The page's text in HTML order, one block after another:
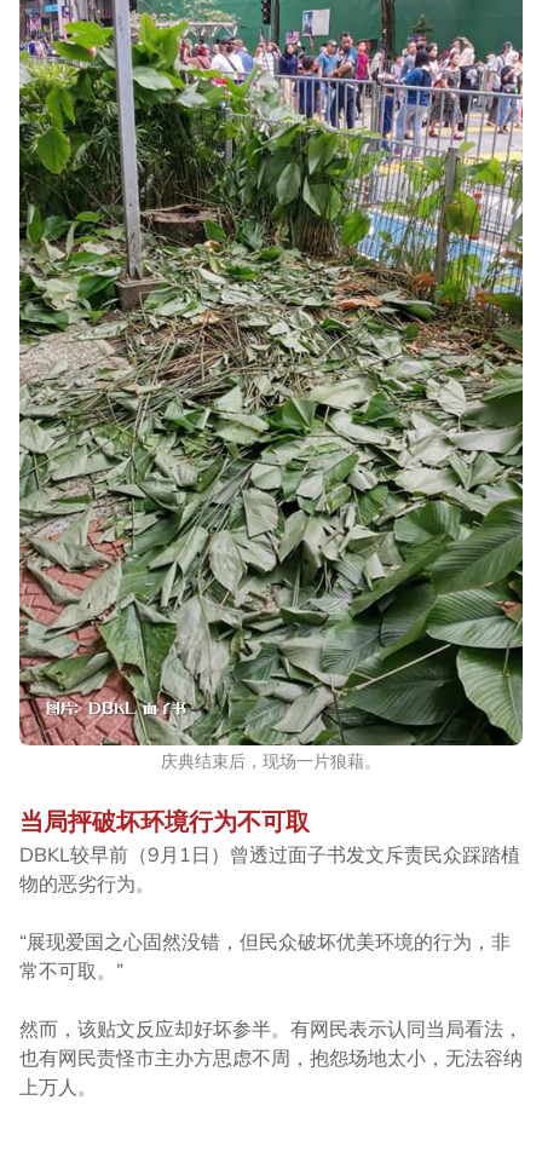
庆典结束后，现场一片狼藉。
当局抨破坏环境行为不可取
DBKL较早前（9月1日）曾透过面子书发文斥责民众踩踏植
物的恶劣行为。
“展现爱国之心固然没错，但民众破坏优美环境的行为，非
常不可取。”
然而，该贴文反应却好坏参半。有网民表示认同当局看法，
也有网民责怪市主办方思虑不周，抱怨场地太小，无法容纳
上万人。